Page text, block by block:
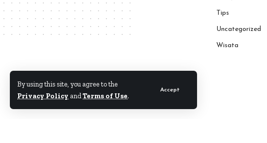
By using this site, you agree to the
Privacy Policy andTerms of Use.
Accept
Tips
Uncategorized
Wisata